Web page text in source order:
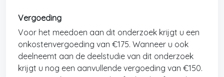
Vergoeding
Voor het meedoen aan dit onderzoek krijgt u een
onkostenvergoeding van €175. Wanneer u ook
deelneemt aan de deelstudie van dit onderzoek
krijgt u nog een aanvullende vergoeding van €150.